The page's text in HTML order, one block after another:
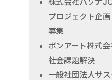
株式会社パソナ
プロジェクト企
募集
ボンアート株式
社会課題解決
一般社団法人サ